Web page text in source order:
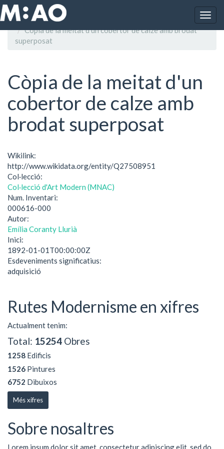
Vés al contingut
Inici
Còpia de la meitat d'un cobertor de calze amb brodat
superposat
Còpia de la meitat d'un
cobertor de calze amb
brodat superposat
Wikilink:
http://www.wikidata.org/entity/Q27508951
Col·lecció:
Col·lecció d'Art Modern (MNAC)
Num. Inventari:
000616-000
Autor:
Emília Coranty Llurià
Inici:
1892-01-01T00:00:00Z
Esdeveniments significatius:
adquisició
Rutes Modernisme en xifres
Actualment tenim:
Total: 15254 Obres
1258 Edificis
1526 Pintures
6752 Dibuixos
Més xifres
Sobre nosaltres
Lorem ipsum dolor sit amet, consectetur adipiscing elit, sed do